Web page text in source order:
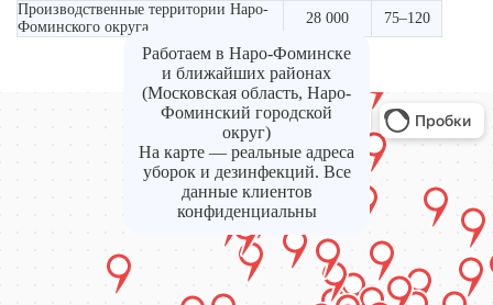
Производственные территории Наро-
Фоминского округа
28 000 75–120
Работаем в Наро-Фоминске
и ближайших районах
(Московская область, Наро-
Фоминский городской
округ)
На карте — реальные адреса
уборок и дезинфекций. Все
данные клиентов
конфиденциальны